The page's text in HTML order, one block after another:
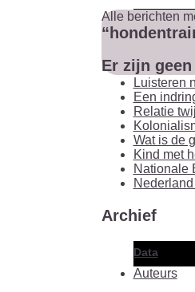
Alle berichten
Er zijn
Luisteren
Een
Relatie
Wat is de
Kind met
Nationale
Archief
Data
Auteurs